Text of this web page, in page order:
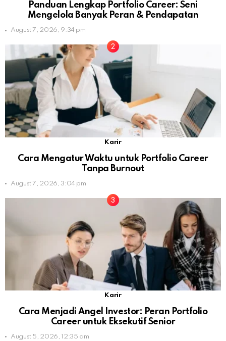
Panduan Lengkap Portfolio Career: Seni
Mengelola Banyak Peran & Pendapatan
August 7, 2026, 9:34 pm
Karir
Cara Mengatur Waktu untuk Portfolio Career
Tanpa Burnout
August 7, 2026, 3:04 pm
Karir
Cara Menjadi Angel Investor: Peran Portfolio
Career untuk Eksekutif Senior
August 5, 2026, 12:35 am